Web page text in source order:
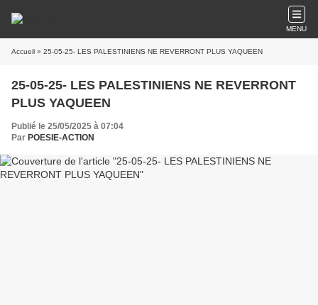
MENU
Accueil » 25-05-25- LES PALESTINIENS NE REVERRONT PLUS YAQUEEN
25-05-25- LES PALESTINIENS NE REVERRONT
PLUS YAQUEEN
Publié le 25/05/2025 à 07:04
Par POESIE-ACTION